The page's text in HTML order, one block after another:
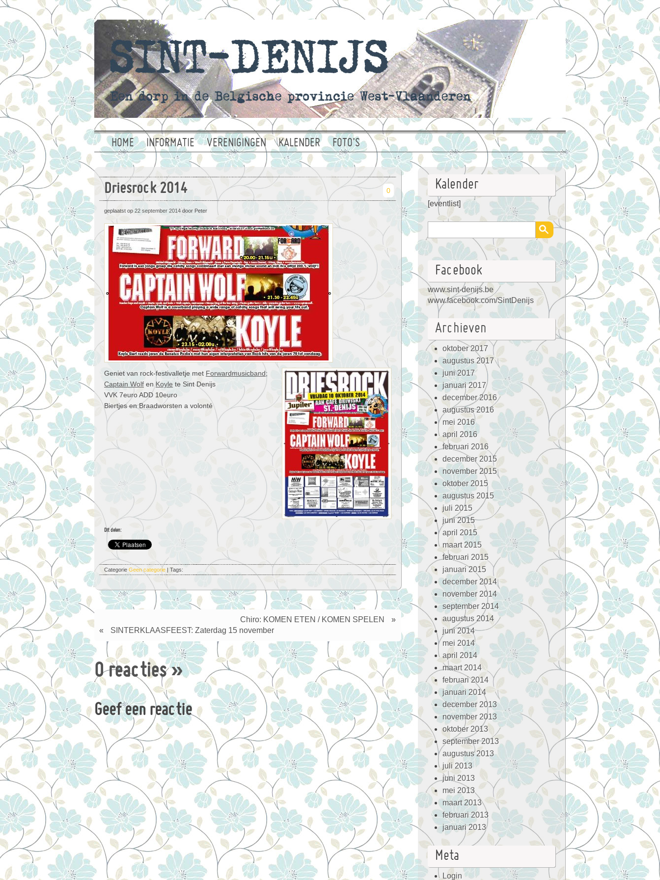
HOME INFORMATIE VERENIGINGEN KALENDER FOTO’S
Driesrock 2014 0
geplaatst op 22 september 2014 door Peter
Geniet van rock-festivalletje met Forwardmusicband;
Captain Wolf enKoyle te Sint Denijs
VVK 7euro ADD 10euro
Biertjes en Braadworsten a volonté
Dit delen:
Categorie Geen categorie | Tags:
Chiro: KOMEN ETEN / KOMEN SPELEN
»
«
SINTERKLAASFEEST: Zaterdag 15 november
0 reacties »
Geef een reactie
Kalender
[eventlist]
Facebook
www.sint-denijs.be
www.facebook.com/SintDenijs
Archieven
oktober 2017
augustus 2017
juni 2017
januari 2017
december 2016
augustus 2016
mei 2016
april 2016
februari 2016
december 2015
november 2015
oktober 2015
augustus 2015
juli 2015
juni 2015
april 2015
maart 2015
februari 2015
januari 2015
december 2014
november 2014
september 2014
augustus 2014
juni 2014
mei 2014
april 2014
maart 2014
februari 2014
januari 2014
december 2013
november 2013
oktober 2013
september 2013
augustus 2013
juli 2013
juni 2013
mei 2013
maart 2013
februari 2013
januari 2013
Meta
Login